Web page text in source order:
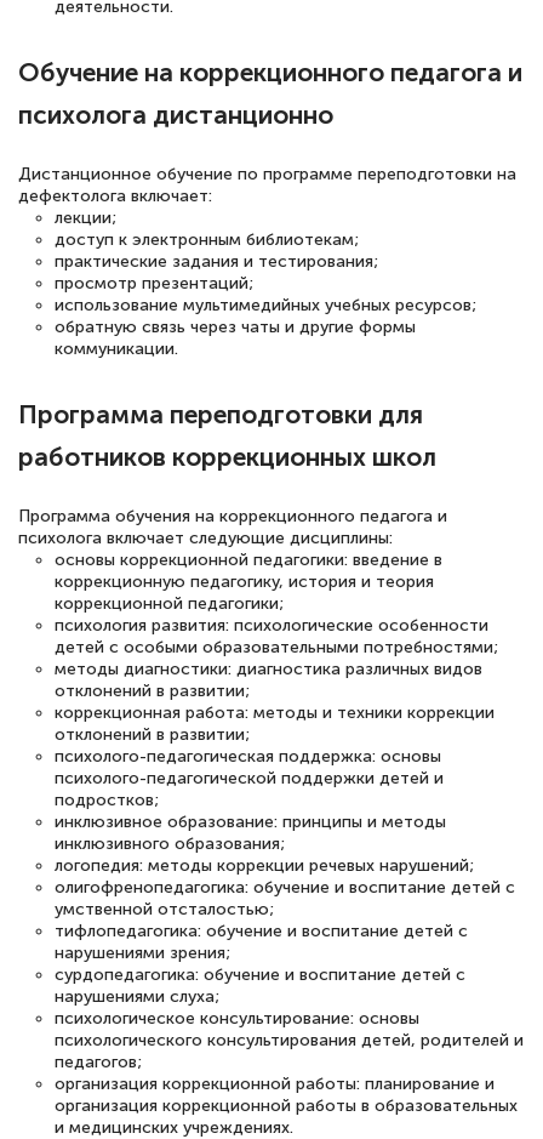
Спасибо большое Академии! Грамотное,
понятно! Проходила повышение
квалификации. Ещё раз - СПАСИБО!
Елена Петрикс
Знаток города 5 уровня
11 марта 2026
Всем добрый день! Я прошла курс
специальности «Тренер-преподаватель
по тяжелой атлетике»! Хочется
оперативно связались со мной
специалисты, ответили на все
интересующие вопросы и в течении
двух…
Светлана К
Знаток города 7 уровня
10 марта 2026
Оставила заявку на обучение онлайн, мне
быстро ответили, разъяснили все детали.
Обучение понравилось: огромное
количество тематической литературы,
пособий и учебников доступно на время
прохождения курса, удобная система
аттестации, проблем не возникло ни на
каком этапе…
деятельности.
Обучение на коррекционного педагога и
психолога дистанционно
Дистанционное обучение по программе переподготовки на
дефектолога включает:
лекции;
доступ к электронным библиотекам;
практические задания и тестирования;
просмотр презентаций;
использование мультимедийных учебных ресурсов;
обратную связь через чаты и другие формы
коммуникации.
Программа переподготовки для
работников коррекционных школ
Программа обучения на коррекционного педагога и
психолога включает следующие дисциплины:
основы коррекционной педагогики: введение в
коррекционную педагогику, история и теория
коррекционной педагогики;
психология развития: психологические особенности
детей с особыми образовательными потребностями;
методы диагностики: диагностика различных видов
отклонений в развитии;
коррекционная работа: методы и техники коррекции
отклонений в развитии;
психолого-педагогическая поддержка: основы
психолого-педагогической поддержки детей и
подростков;
инклюзивное образование: принципы и методы
инклюзивного образования;
логопедия: методы коррекции речевых нарушений;
олигофренопедагогика: обучение и воспитание детей с
умственной отсталостью;
тифлопедагогика: обучение и воспитание детей с
нарушениями зрения;
сурдопедагогика: обучение и воспитание детей с
нарушениями слуха;
психологическое консультирование: основы
психологического консультирования детей, родителей и
педагогов;
организация коррекционной работы: планирование и
организация коррекционной работы в образовательных
и медицинских учреждениях.